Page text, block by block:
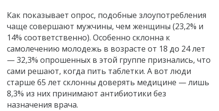
Как показывает опрос, подобные злоупотребления
чаще совершают мужчины, чем женщины (23,2% и
14% соответственно). Особенно склонна к
самолечению молодежь в возрасте от 18 до 24 лет
— 32,3% опрошенных в этой группе признались, что
сами решают, когда пить таблетки. А вот люди
старше 65 лет склонны доверять медицине — лишь
8,3% из них принимают антибиотики без
назначения врача.